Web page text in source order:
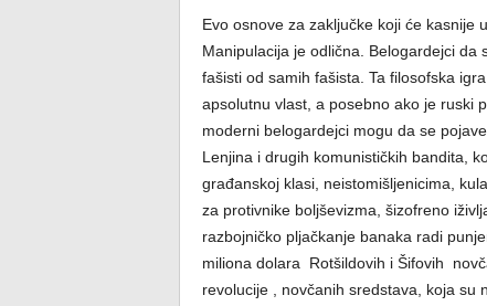
Evo osnove za zaključke koji će kasnije
Manipulacija je odlična. Belogardejci da
fašisti od samih fašista. Ta filosofska
apsolutnu vlast, a posebno ako je ruski
moderni belogardejci mogu da se
Lenjina i drugih komunističkih bandita,
građanskoj klasi, neistomišljenicima,
za protivnike boljševizma, šizofreno
razbojničko pljačkanje banaka radi
miliona dolara Rotšildovih i Šifovih
revolucije , novčanih sredstava, koja su